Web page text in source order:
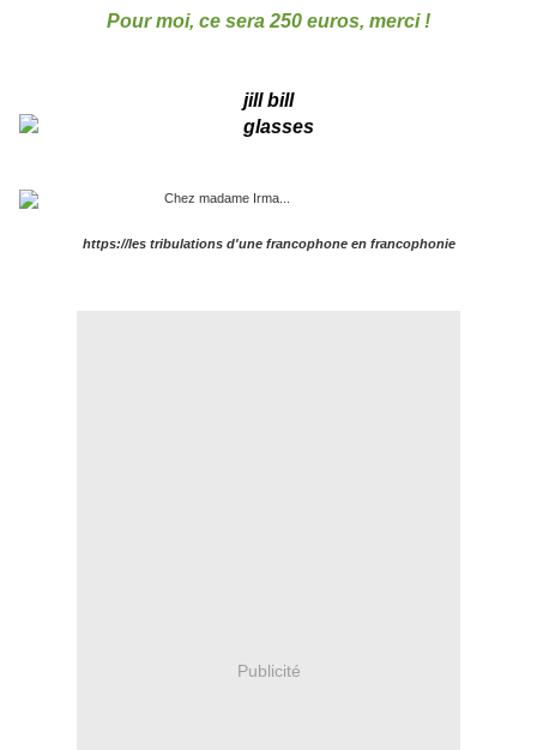
Pour moi, ce sera 250 euros, merci !
jill bill
https://les tribulations d'une francophone en francophonie
Publicité